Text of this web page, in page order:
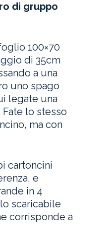
di gruppo
100×70
di 35cm
a una
uno spago
legate una
lo stesso
ma con
cartoncini
e
in 4
scaricabile
corrisponde a